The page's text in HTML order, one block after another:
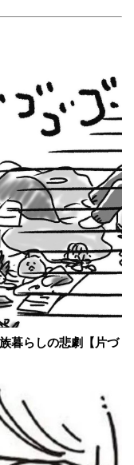
暮らしの悲劇【片づ